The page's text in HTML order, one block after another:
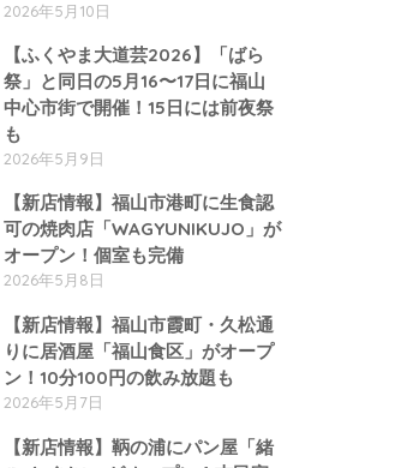
2026年5月10日
【ふくやま大道芸2026】「ばら
祭」と同日の5月16〜17日に福山
中心市街で開催！15日には前夜祭
も
2026年5月9日
【新店情報】福山市港町に生食認
可の焼肉店「WAGYUNIKUJO」が
オープン！個室も完備
2026年5月8日
【新店情報】福山市霞町・久松通
りに居酒屋「福山食区」がオープ
ン！10分100円の飲み放題も
2026年5月7日
【新店情報】鞆の浦にパン屋「緒